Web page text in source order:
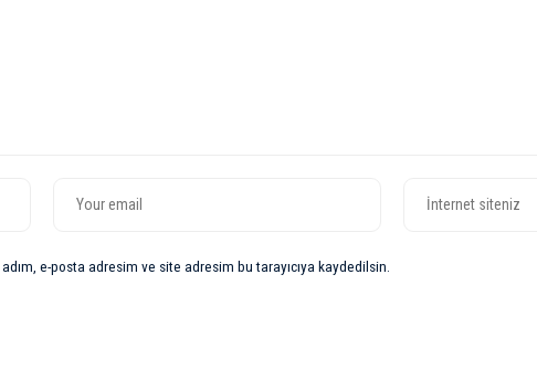
e-posta adresim ve site adresim bu tarayıcıya kaydedilsin.